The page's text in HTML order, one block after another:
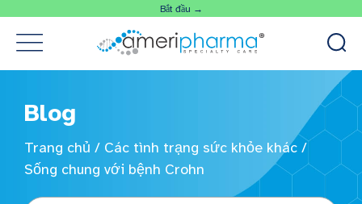
Bắt đầu →
Blog
Trang chủ / Các tình trạng sức khỏe khác /
Sống chung với bệnh Crohn